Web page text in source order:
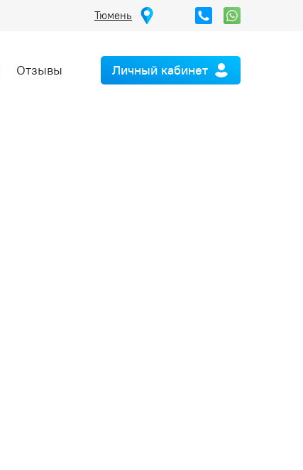
Тюмень
Отзывы Личный кабинет